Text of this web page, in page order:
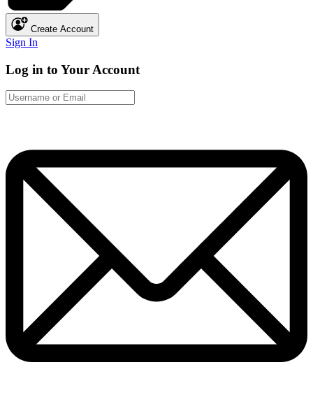
Create Account
Sign In
Log in to Your Account